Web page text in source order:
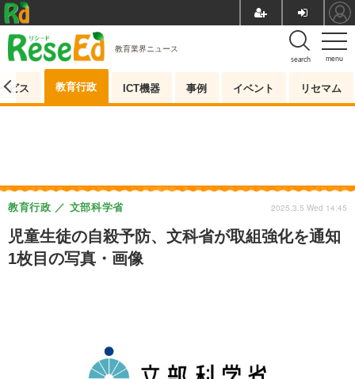
menu
search
教育業界ニュース
ビス 教育行政 ICT機器 事例 イベント リセマム
児童生徒の自殺予防、文科省が取組強化を通知
1枚目の写真・画像
教育行政 文部科学省 2025.3.5 Wed 14:45